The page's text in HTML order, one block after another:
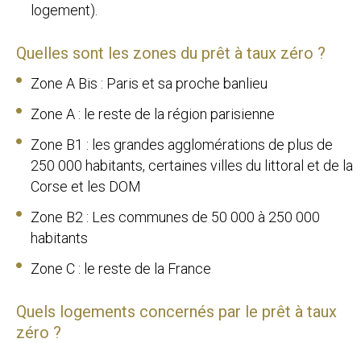
logement).
Quelles sont les zones du prêt à taux zéro ?
Zone A Bis : Paris et sa proche banlieu
Zone A : le reste de la région parisienne
Zone B1 : les grandes agglomérations de plus de
250 000 habitants, certaines villes du littoral et de la
Corse et les DOM
Zone B2 : Les communes de 50 000 à 250 000
habitants
Zone C : le reste de la France
Quels logements concernés par le prêt à taux
zéro ?